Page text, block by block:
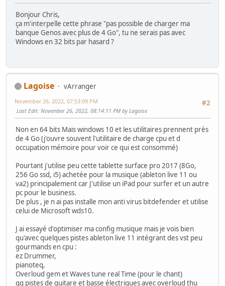
Bonjour Chris,
ça m'interpelle cette phrase "pas possible de charger ma
banque Genos avec plus de 4 Go", tu ne serais pas avec
Windows en 32 bits par hasard ?
Lagoise
vArranger
#2
November 26, 2022, 07:53:09 PM
Last Edit: November 26, 2022, 08:14:11 PM by Lagoise
Non en 64 bits Mais windows 10 et les utilitaires prennent près
de 4 Go (j'ouvre souvent l'utilitaire de charge cpu et d
occupation mémoire pour voir ce qui est consommé)
Pourtant j'utilise peu cette tablette surface pro 2017 (8Go,
256 Go ssd, i5) achetée pour la musique (ableton live 11 ou
va2) principalement car J'utilise un iPad pour surfer et un autre
pc pour le business.
De plus , je n ai pas installe mon anti virus bitdefender et utilise
celui de Microsoft wds10.
J ai essayé d'optimiser ma config musique mais je vois bien
qu'avec quelques pistes ableton live 11 intégrant des vst peu
gourmands en cpu :
ez Drummer,
pianoteq,
Overloud gem et Waves tune real Time (pour le chant)
qq pistes de guitare et basse électriques avec overloud thu